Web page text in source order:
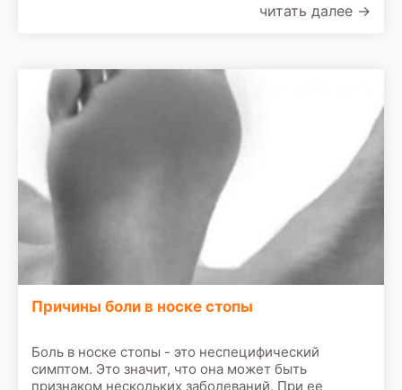
назначит сделать следующие обследования:
читать далее →
Причины боли в носке стопы
Боль в носке стопы - это неспецифический
симптом. Это значит, что она может быть
признаком нескольких заболеваний. При ее